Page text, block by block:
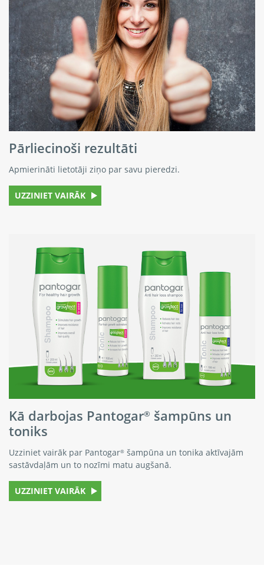
Pārliecinoši rezultāti
Apmierināti lietotāji ziņo par savu pieredzi.
UZZINIET VAIRĀK
Kā darbojas Pantogar® šampūns un
toniks
Uzziniet vairāk par Pantogar® šampūna un tonika aktīvajām
sastāvdaļām un to nozīmi matu augšanā.
UZZINIET VAIRĀK